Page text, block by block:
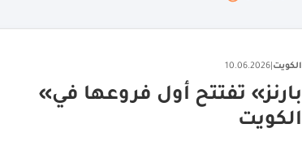
الكويت 16.06.2026
ديليفرو ومجموعة الشايع تتعاونان
في الامارات والكويت